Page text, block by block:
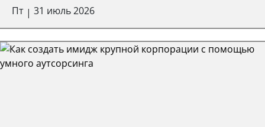
Пт | 31 июль 2026